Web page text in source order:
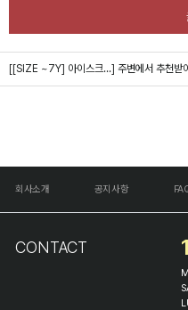
[[SIZE ~7Y] 아이스크...] 주변에서 추천받
회사소개 공지사항
CONTACT